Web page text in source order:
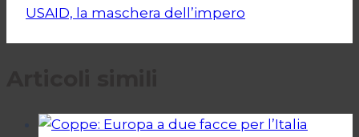
USAID, la maschera dell’impero